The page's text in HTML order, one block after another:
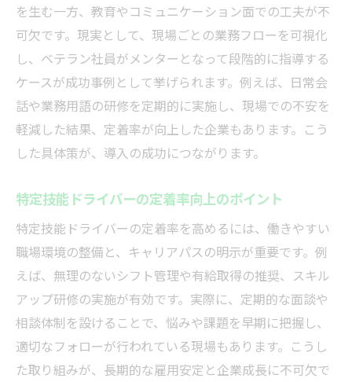
を生む一方、教育やコミュニケーション面での工夫が不
可欠です。現実として、現場ごとの業務フローを可視化
し、ベテラン社員がメンターとなって段階的に指導する
ケースが成功事例として挙げられます。例えば、日常会
話や業務用語の研修を定期的に実施し、現場での不安を
軽減した結果、定着率が向上した企業もあります。こう
した具体策が、導入の成功につながります。
特定技能ドライバーの定着率向上のポイント
特定技能ドライバーの定着率を高めるには、働きやすい
職場環境の整備と、キャリアパスの明示が重要です。例
えば、無理のないシフト管理や有給取得の推奨、スキル
アップ研修の実施が有効です。実際に、定期的な面談や
相談体制を設けることで、悩みや課題を早期に把握し、
適切なフォローが行われている現場もあります。こうし
た取り組みが、長期的な雇用安定と企業成長に不可欠で